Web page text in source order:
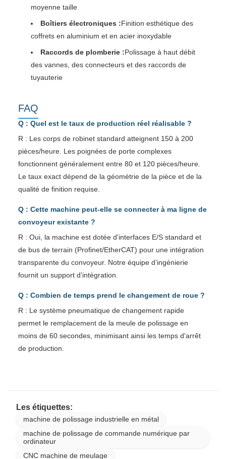
moyenne taille
Boîtiers électroniques :Finition esthétique des
coffrets en aluminium et en acier inoxydable
Raccords de plomberie :Polissage à haut débit
des vannes, des connecteurs et des raccords de
tuyauterie
FAQ
Q : Quel est le taux de production réel réalisable ?
R : Les corps de robinet standard atteignent 150 à 200
pièces/heure. Les poignées de porte complexes
fonctionnent généralement entre 80 et 120 pièces/heure.
Le taux exact dépend de la géométrie de la pièce et de la
qualité de finition requise.
Q : Cette machine peut-elle se connecter à ma ligne de
convoyeur existante ?
R : Oui, la machine est dotée d'interfaces E/S standard et
de bus de terrain (Profinet/EtherCAT) pour une intégration
transparente du convoyeur. Notre équipe d’ingénierie
fournit un support d’intégration.
Q : Combien de temps prend le changement de roue ?
R : Le système pneumatique de changement rapide
permet le remplacement de la meule de polissage en
moins de 60 secondes, minimisant ainsi les temps d'arrêt
de production.
Les étiquettes:
machine de polissage industrielle en métal
machine de polissage de commande numérique par
ordinateur
CNC machine de meulage